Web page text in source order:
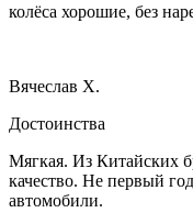
колёса хорошие, без
Вячеслав Х.
Достоинства
Мягкая. Из Китайских
качество. Не первый
автомобили.